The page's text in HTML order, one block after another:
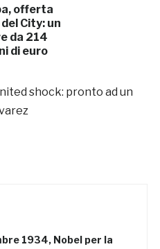
offerta
City: un
da 214
di euro
shock: pronto ad un
1934, Nobel per la